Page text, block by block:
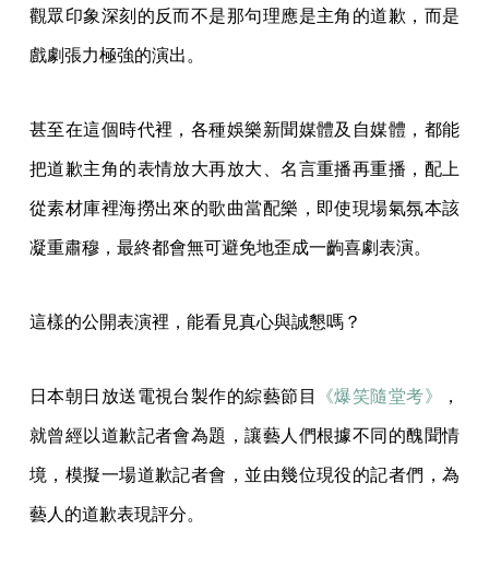
觀眾印象深刻的反而不是那句理應是主角的道歉，而是
戲劇張力極強的演出。
甚至在這個時代裡，各種娛樂新聞媒體及自媒體，都能
把道歉主角的表情放大再放大、名言重播再重播，配上
從素材庫裡海撈出來的歌曲當配樂，即使現場氣氛本該
凝重肅穆，最終都會無可避免地歪成一齣喜劇表演。
這樣的公開表演裡，能看見真心與誠懇嗎？
日本朝日放送電視台製作的綜藝節目 《爆笑隨堂考》 ，
就曾經以道歉記者會為題，讓藝人們根據不同的醜聞情
境，模擬一場道歉記者會，並由幾位現役的記者們，為
藝人的道歉表現評分。